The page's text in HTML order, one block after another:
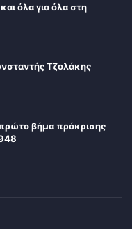
όλα για όλα στη
Τζολάκης
βήμα πρόκρισης